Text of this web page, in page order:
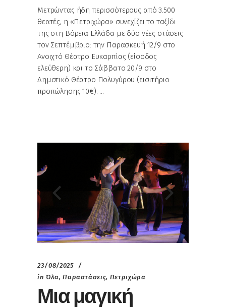
Μετρώντας ήδη περισσότερους από 3.500
θεατές, η «Πετριχώρα» συνεχίζει το ταξίδι
της στη Βόρεια Ελλάδα με δύο νέες στάσεις
τον Σεπτέμβριο: την Παρασκευή 12/9 στο
Ανοιχτό Θέατρο Ευκαρπίας (είσοδος
ελεύθερη) και το Σάββατο 20/9 στο
Δημοτικό Θέατρο Πολυγύρου (εισιτήριο
προπώλησης 10€).
23/08/2025
in Όλα,Παραστάσεις, Πετριχώρα
Μια μαγική